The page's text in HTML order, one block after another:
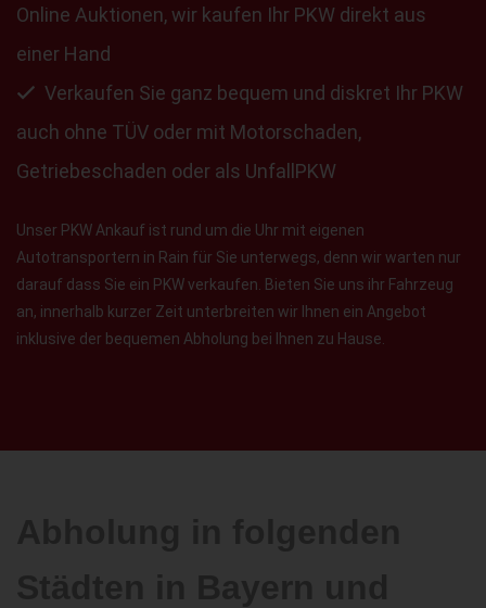
Online Auktionen, wir kaufen Ihr PKW direkt aus
einer Hand
Verkaufen Sie ganz bequem und diskret Ihr PKW
auch ohne TÜV oder mit Motorschaden,
Getriebeschaden oder als UnfallPKW
Unser PKW Ankauf ist rund um die Uhr mit eigenen
Autotransportern in Rain für Sie unterwegs, denn wir warten nur
darauf dass Sie ein PKW verkaufen. Bieten Sie uns ihr Fahrzeug
an, innerhalb kurzer Zeit unterbreiten wir Ihnen ein Angebot
inklusive der bequemen Abholung bei Ihnen zu Hause.